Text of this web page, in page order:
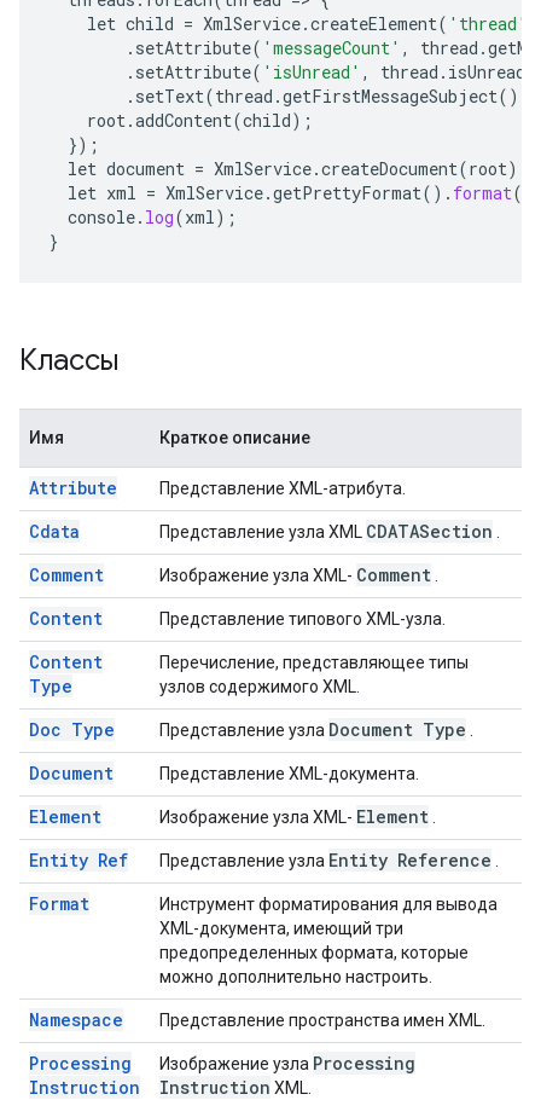
let child = XmlService.createElement( 'thread'
. setAttribute( 'messageCount' , thread .
. setAttribute( 'isUnread' , thread . isUnread
. setText(thread .getFirstMessageSubject());
root.addContent(child);
});
let document = XmlService.createDocument(root);
let xml = XmlService.getPrettyFormat(). format(
console. log(xml);
}
Классы
Имя Краткое описание
Attribute Представление XML-атрибута.
Cdata Представление узла XML CDATASection
Comment Изображение узла XML- Comment
Content Представление типового XML-узла.
Content
Type
Перечисление, представляющее типы
узлов содержимого XML.
Doc Type Представление узла Document Type
Document Представление XML-документа.
Element Изображение узла XML- Element
Entity Ref Представление узла Entity Reference
Format
Инструмент форматирования для вывода
XML-документа, имеющий три
предопределенных формата, которые
можно дополнительно настроить.
Namespace Представление пространства имен XML.
Processing
Instruction
Изображение узла Processing
Instruction XML.